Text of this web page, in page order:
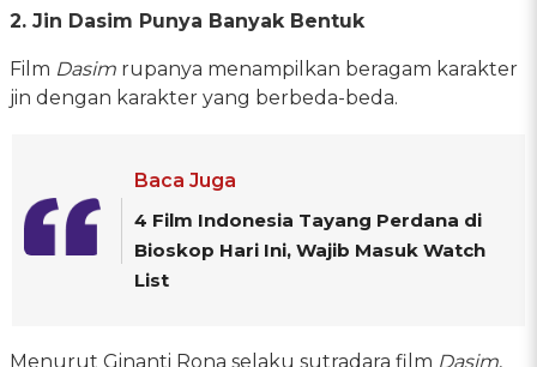
2. Jin Dasim Punya Banyak Bentuk
Film Dasim rupanya menampilkan beragam karakter
jin dengan karakter yang berbeda-beda.
Baca Juga
4 Film Indonesia Tayang Perdana di
Bioskop Hari Ini, Wajib Masuk Watch
List
Menurut Ginanti Rona selaku sutradara film Dasim,